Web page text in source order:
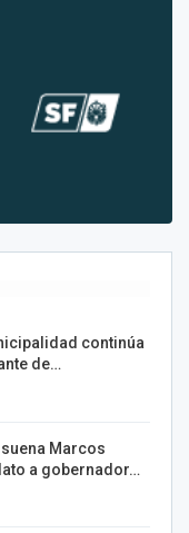
continúa
de…
suena Marcos
a gobernador…